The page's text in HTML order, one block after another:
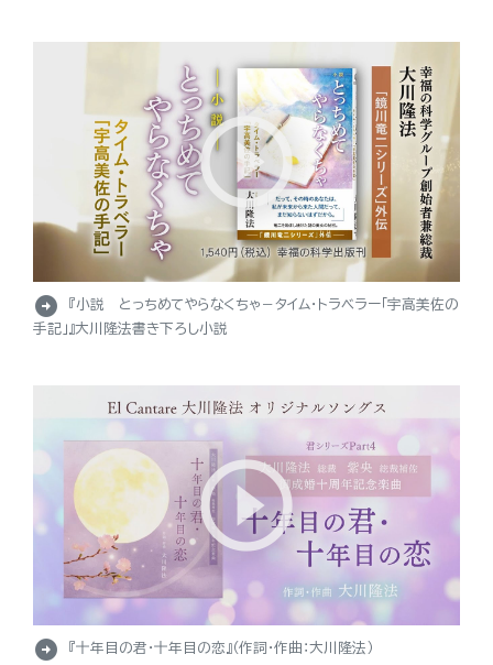
arrow_circle_right
『小説 とっちめてやらなくちゃ－タイム・トラベラー「宇高美佐の
手記」』大川隆法書き下ろし小説
arrow_circle_right 『十年目の君・十年目の恋』（作詞・作曲：大川隆法）